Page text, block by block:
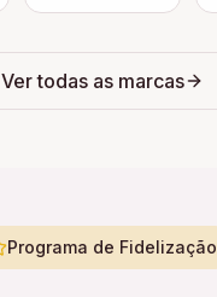
Ver todas as marcas
Programa de Fidelização